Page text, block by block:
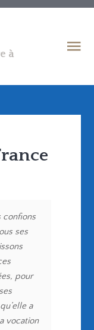
à
confions
ses
pour
a
vocation